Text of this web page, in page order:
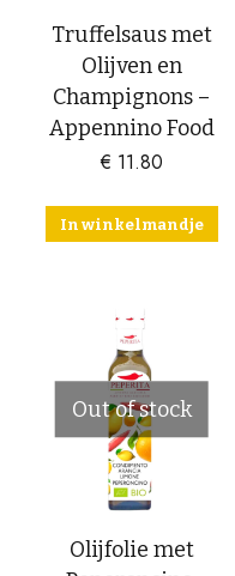
Truffelsaus met
Olijven en
Champignons –
Appennino Food
€ 11.80
In winkelmandje
Out of stock
Olijfolie met